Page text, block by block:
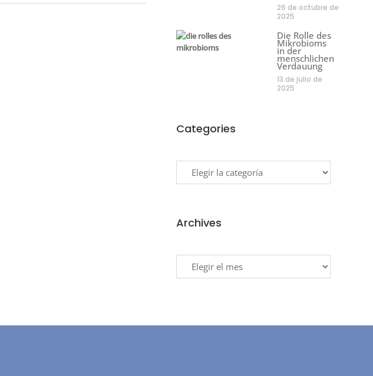
26 de octubre de
2025
Die Rolle des
Mikrobioms
in der
menschlichen
Verdauung
13 de julio de
2025
Categories
Archives